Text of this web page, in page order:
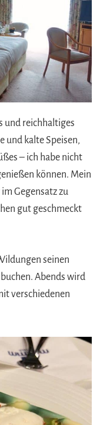
und reichhaltiges
und kalte Speisen,
– ich habe nicht
können. Mein
Gegensatz zu
gut geschmeckt
seinen
Abends wird
verschiedenen